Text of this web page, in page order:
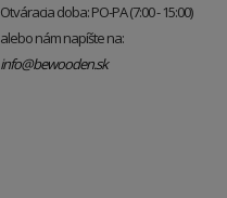
Otváracia doba: PO-PA (7:00 - 15:00)
alebo nám napíšte na:
info@bewooden.sk